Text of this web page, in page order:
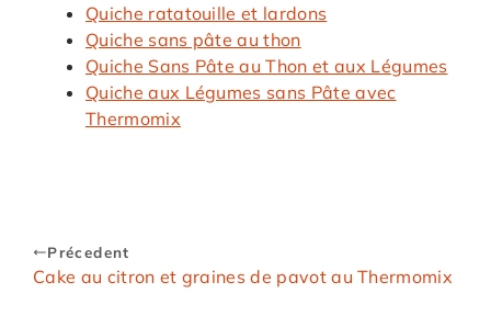
Quiche ratatouille et lardons
Quiche sans pâte au thon
Quiche Sans Pâte au Thon et aux Légumes
Quiche aux Légumes sans Pâte avec
Thermomix
Précedent
Cake au citron et graines de pavot au Thermomix